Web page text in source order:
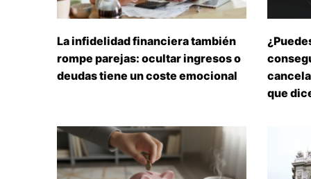
La infidelidad financiera también
rompe parejas: ocultar ingresos o
deudas tiene un coste emocional
que